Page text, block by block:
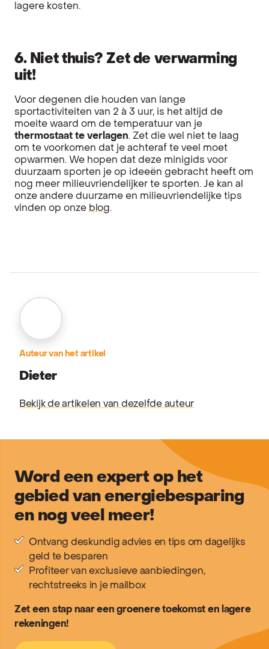
lagere kosten.
6. Niet thuis? Zet de verwarming
uit!
Voor degenen die houden van lange
sportactiviteiten van 2 à 3 uur, is het altijd de
moeite waard om de temperatuur van je
thermostaat te verlagen. Zet die wel niet te laag
om te voorkomen dat je achteraf te veel moet
opwarmen. We hopen dat deze minigids voor
duurzaam sporten je op ideeën gebracht heeft om
nog meer milieuvriendelijker te sporten. Je kan al
onze andere duurzame en milieuvriendelijke tips
vinden op onze blog.
Auteur van het artikel
Dieter
Bekijk de artikelen van dezelfde auteur
Word een expert op het
gebied van energiebesparing
en nog veel meer!
Ontvang deskundig advies en tips om dagelijks
geld te besparen
Profiteer van exclusieve aanbiedingen,
rechtstreeks in je mailbox
Zet een stap naar een groenere toekomst en lagere
rekeningen!